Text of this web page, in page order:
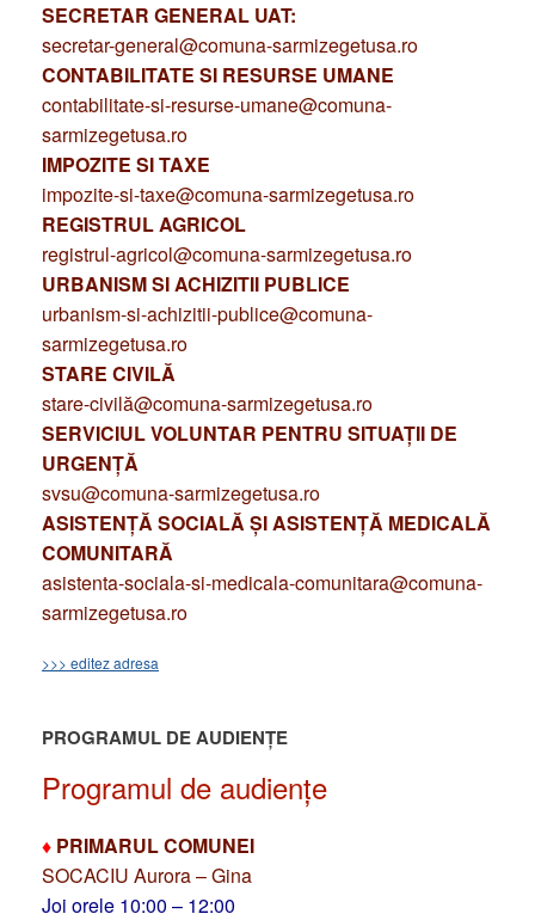
SECRETAR GENERAL UAT:
secretar-general@comuna-sarmizegetusa.ro
CONTABILITATE SI RESURSE UMANE
contabilitate-si-resurse-umane@comuna-
sarmizegetusa.ro
IMPOZITE SI TAXE
impozite-si-taxe@comuna-sarmizegetusa.ro
REGISTRUL AGRICOL
registrul-agricol@comuna-sarmizegetusa.ro
URBANISM SI ACHIZITII PUBLICE
urbanism-si-achizitii-publice@comuna-
sarmizegetusa.ro
STARE CIVILĂ
stare-civilă@comuna-sarmizegetusa.ro
SERVICIUL VOLUNTAR PENTRU SITUAȚII DE
URGENȚĂ
svsu@comuna-sarmizegetusa.ro
ASISTENȚĂ SOCIALĂ ȘI ASISTENȚĂ MEDICALĂ
COMUNITARĂ
asistenta-sociala-si-medicala-comunitara@comuna-
sarmizegetusa.ro
>>> editez adresa
PROGRAMUL DE AUDIENȚE
Programul de audiențe
♦ PRIMARUL COMUNEI
SOCACIU Aurora – Gina
Joi orele 10:00 – 12:00